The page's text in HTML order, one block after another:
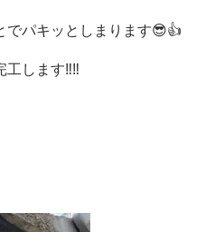
でパキッとしまります😎👍
工します‼️‼️